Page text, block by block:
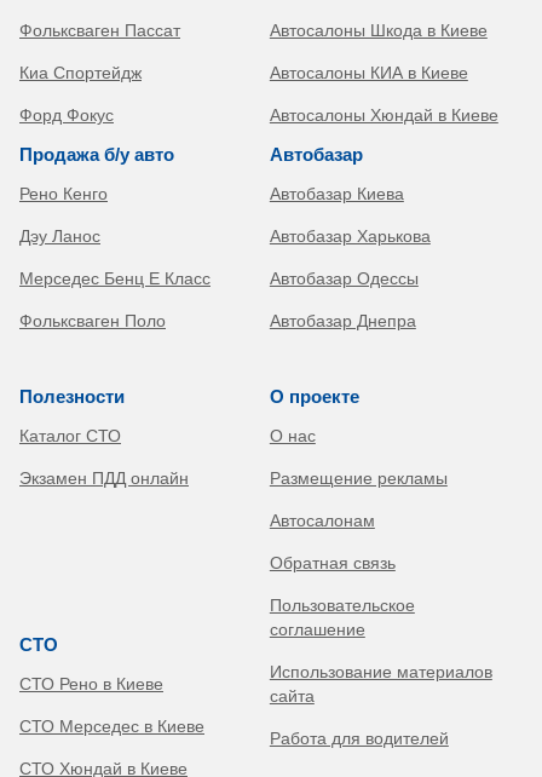
Фольксваген Пассат
Киа Спортейдж
Форд Фокус
Продажа б/у авто
Рено Кенго
Дэу Ланос
Мерседес Бенц Е Класс
Фольксваген Поло
Автосалоны Шкода в Киеве
Автосалоны КИА в Киеве
Автосалоны Хюндай в Киеве
Автобазар
Автобазар Киева
Автобазар Харькова
Автобазар Одессы
Автобазар Днепра
Полезности
Каталог СТО
Экзамен ПДД онлайн
СТО
СТО Рено в Киеве
СТО Мерседес в Киеве
СТО Хюндай в Киеве
О проекте
О нас
Размещение рекламы
Автосалонам
Обратная связь
Пользовательское
соглашение
Использование материалов
сайта
Работа для водителей